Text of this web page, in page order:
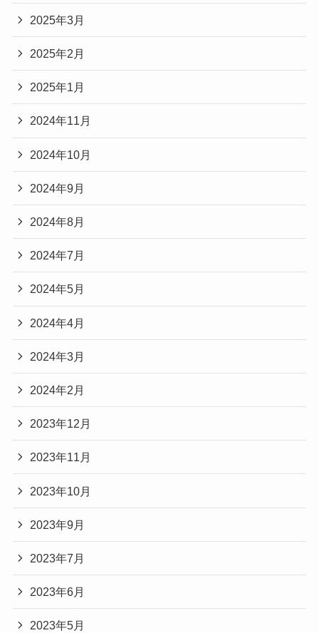
2025年3月
2025年2月
2025年1月
2024年11月
2024年10月
2024年9月
2024年8月
2024年7月
2024年5月
2024年4月
2024年3月
2024年2月
2023年12月
2023年11月
2023年10月
2023年9月
2023年7月
2023年6月
2023年5月